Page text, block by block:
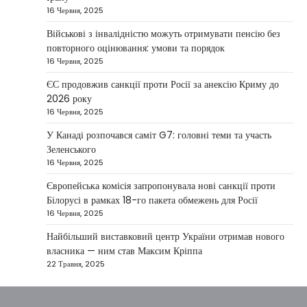
Президент України Володимир Зеленський
повідомив, що Київ готовий підтримати
міжнародних партнерів у стабілізації ситуації
на…
НОВИНИ
Конфлікт на Близькому Сході
паралізував туризм і
авіаперевезення
1 Березня, 2026
Загострення конфлікту на Близькому Сході
суттєво вплинуло на міжнародні подорожі та
туристичну індустрію. Після ударів…
США не відкидають можливість
удару по Ірану у разі провалу
переговорів
Kolomysheva Anastasiya
17 Червня,
16 Червня, 2025
Військові з інвалідністю можуть отримувати пенсію без
повторного оцінювання: умови та порядок
16 Червня, 2025
ЄС продовжив санкції проти Росії за анексію Криму до
2026 року
16 Червня, 2025
У Канаді розпочався саміт G7: головні теми та участь
Зеленського
16 Червня, 2025
Європейська комісія запропонувала нові санкції проти
Білорусі в рамках 18-го пакета обмежень для Росії
16 Червня, 2025
Найбільший виставковий центр України отримав нового
власника — ним став Максим Кріппа
22 Травня, 2025